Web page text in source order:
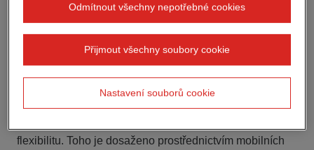
Samostatně pohybliví roboti tisknou lehké
konstrukce přímo na staveništi a svým
synchronním tancem proměňují obvyklé
stavební procesy.
Výzkumný projekt 3DLight_OnSite má jasný a důležitý
flexibilitu. Toho je dosaženo prostřednictvím mobilních
Odmítnout všechny nepotřebné cookies
Přijmout všechny soubory cookie
Nastavení souborů cookie